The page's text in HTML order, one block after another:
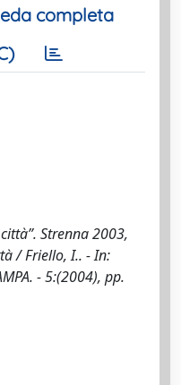
completa
Strenna 2003,
/ Friello, I.. - In:
- 5:(2004), pp.